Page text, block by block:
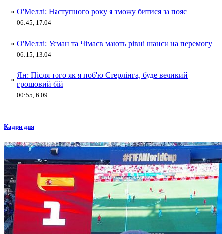
» О'Меллі: Наступного року я зможу битися за пояс
06:45, 17.04
» О'Меллі: Усман та Чімаєв мають рівні шанси на перемогу
06:15, 13.04
»
Ян: Після того як я поб'ю Стерлінга, буде великий
грошовий бій
00:55, 6.09
Кадри дня